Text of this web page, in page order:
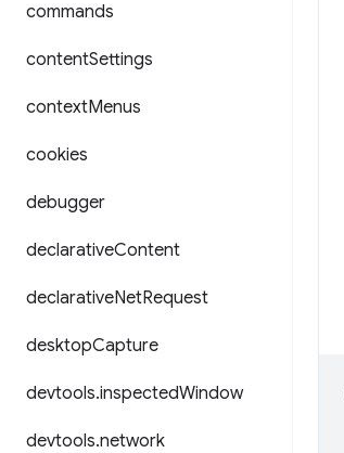
commands
contentSettings
contextMenus
cookies
debugger
declarativeContent
declarativeNetRequest
desktopCapture
devtools.inspectedWindow
devtools.network